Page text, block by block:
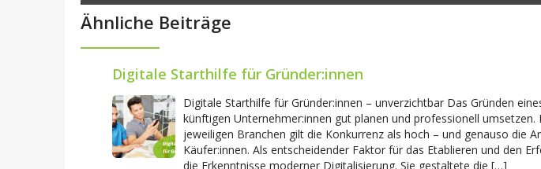
Ähnliche Beiträge
Digitale Starthilfe für Gründer:innen
Digitale Starthilfe für Gründer:innen – unverzichtbar Das Gründen
künftigen Unternehmer:innen gut planen und professionell umsetzen.
jeweiligen Branchen gilt die Konkurrenz als hoch – und genauso die
Käufer:innen. Als entscheidender Faktor für das Etablieren und den
die Erkenntnisse moderner Digitalisierung. Sie gestaltete die […]